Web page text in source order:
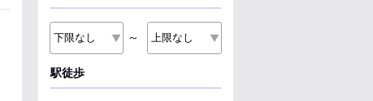
～
駅徒歩